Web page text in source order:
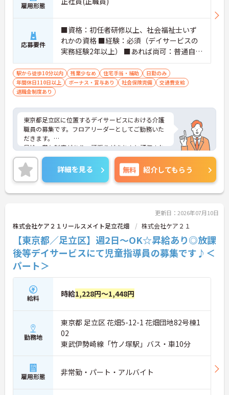
雇用形態
応募要件
■資格：初任者研修以上、社会福祉士いず
れかの資格 ■経験：必須（デイサービスの
実務経験2年以上） ■あれば尚可：普通自動
車運転免許（AT限定可）※ワンボックスカ
ーなどで送迎業務あり
駅から徒歩10分以内 残業少なめ 住宅手当・補助
日勤のみ
年間休日110日以上
ボーナス・賞与あり 社会保険完備
交通費支給
退職金制度あり
東京都足立区に位置するデイサービスにおける介護
職員の募集です。フロアリーダーとしてご勤務いた
だきます。
昇給・賞与制度があり、頑張りがきちんと評価され
る環境です！
また施設リーダー手当、資格手当、業態手当など各
種手当が充実しています♪
働きやすい環境が整っており、安心して長くご勤務
いただけます。
に詳細をご案内しますのでお気軽にご相談くださ
い！
詳細を見る 無料 紹介してもらう
更新日：2026年07月10日
株式会社ケア２１リールスメイト足立花畑 株式会社ケア２１
【東京都／足立区】週2日～OK☆昇給あり◎放課
後等デイサービスにて児童指導員の募集です♪＜
パート＞
給料 時給1,228円～1,448円
勤務地
東京都 足立区 花畑5-12-1 花畑団地82号棟1
02
東武伊勢崎線「竹ノ塚駅」バス・車10分
雇用形態 非常勤・パート・アルバイト